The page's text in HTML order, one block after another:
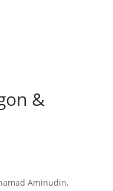
&
Aminudin,